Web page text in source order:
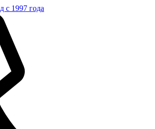
с 1997 года